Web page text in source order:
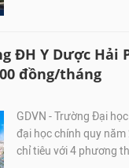
ĐH Y Dược
đồng/tháng
GDVN - Trường Đại
đại học chính quy
chỉ tiêu với 4 phương